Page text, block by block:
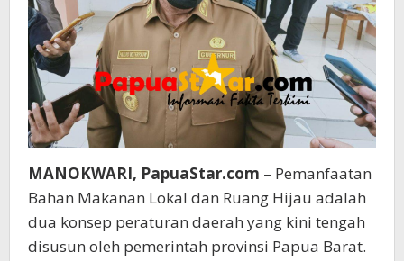
MANOKWARI, PapuaStar.com – Pemanfaatan
Bahan Makanan Lokal dan Ruang Hijau adalah
dua konsep peraturan daerah yang kini tengah
disusun oleh pemerintah provinsi Papua Barat.